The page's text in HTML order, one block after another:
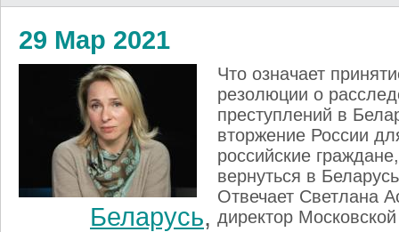
29 Мар 2021
Что означает
резолюции о
преступлений в
вторжение России
российские
вернуться в
Отвечает Светлана
директор
Беларусь,